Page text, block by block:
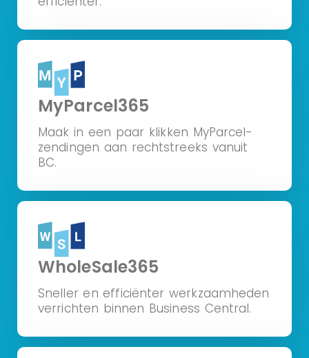
MyParcel365
Maak in een paar klikken MyParcel-
zendingen aan rechtstreeks vanuit
BC.
WholeSale365
Sneller en efficiënter werkzaamheden
verrichten binnen Business Central.